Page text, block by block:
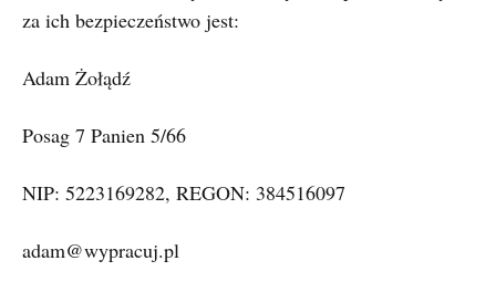
za ich bezpieczeństwo jest:
Adam Żołądź
Posag 7 Panien 5/66
NIP: 5223169282, REGON: 384516097
adam@wypracuj.pl